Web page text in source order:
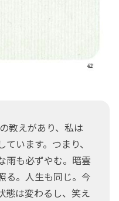
教えがあり、私は
います。つまり、
雨も必ずやむ。暗雲
る。人生も同じ。今
態は変わるし、笑え